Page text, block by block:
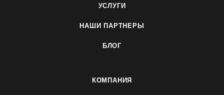
УСЛУГИ
НАШИ ПАРТНЕРЫ
БЛОГ
КОМПАНИЯ